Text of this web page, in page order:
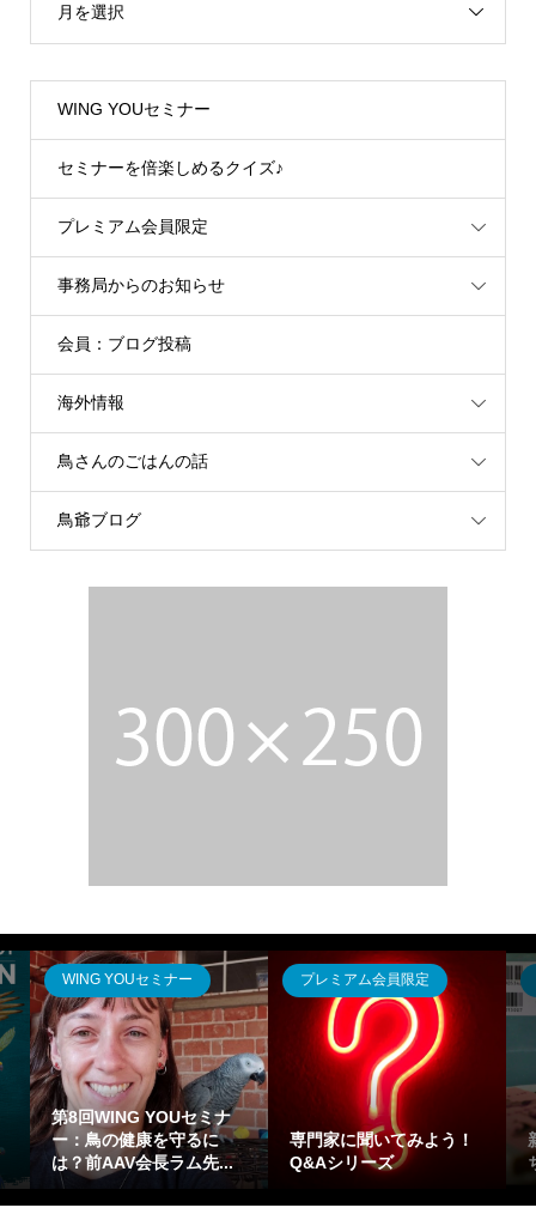
月を選択
WING YOUセミナー
セミナーを倍楽しめるクイズ♪
プレミアム会員限定
事務局からのお知らせ
会員：ブログ投稿
海外情報
鳥さんのごはんの話
鳥爺ブログ
WING YOUセミナー
第8回WING YOUセミナ
ー：鳥の健康を守るに
は？前AAV会長ラム先...
プレミアム会員限定
専門家に聞いてみよう！
Q&Aシリーズ